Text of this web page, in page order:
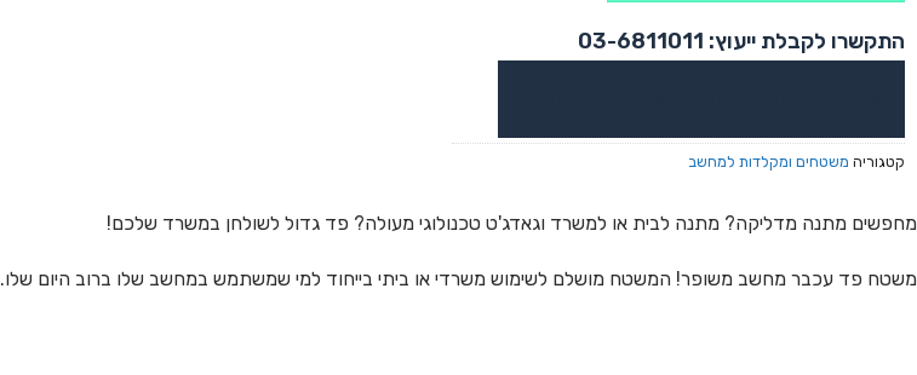
התקשרו לקבלת ייעוץ: 03-6811011
קטגוריה משטחים ומקלדות למחשב
מחפשים מתנה מדליקה? מתנה לבית או למשרד וגאדג'ט טכנולוגי מעולה? פד גדול לשולחן במשרד שלכם!
משטח פד עכבר מחשב משופר! המשטח מושלם לשימוש משרדי או ביתי בייחוד למי שמשתמש במחשב שלו ברוב היום שלו.